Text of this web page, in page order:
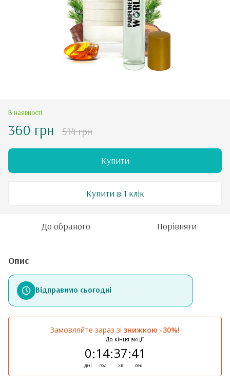
В наявності
360 грн 514 грн
Купити
Купити в 1 клік
До обраного Порівняти
Опис
Відправимо сьогодні
Замовляйте зараз зі знижкою -30%!
До кінця акції
0
дні
:14
год
:37
хв
:41
сек